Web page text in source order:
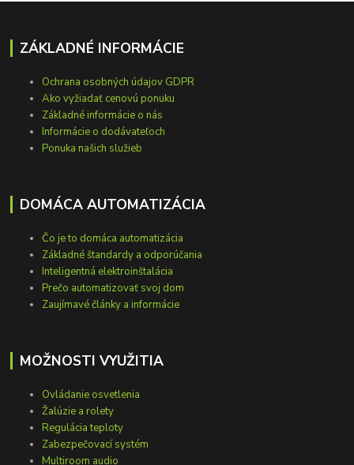
ZÁKLADNÉ INFORMÁCIE
Ochrana osobných údajov GDPR
Ako vyžiadať cenovú ponuku
Základné informácie o nás
Informácie o dodávateľoch
Ponuka našich služieb
DOMÁCA AUTOMATIZÁCIA
Čo je to domáca automatizácia
Základné štandardy a odporúčania
Inteligentná elektroinštalácia
Prečo automatizovať svoj dom
Zaujímavé články a informácie
MOŽNOSTI VYUŽITIA
Ovládanie osvetlenia
Žalúzie a rolety
Regulácia teploty
Zabezpečovací systém
Multiroom audio